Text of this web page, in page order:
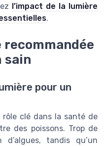
l’impact de la lumière
.
recommandée
sain
pour un
rôle clé dans la santé de
des poissons. Trop de
d’algues, tandis qu’un